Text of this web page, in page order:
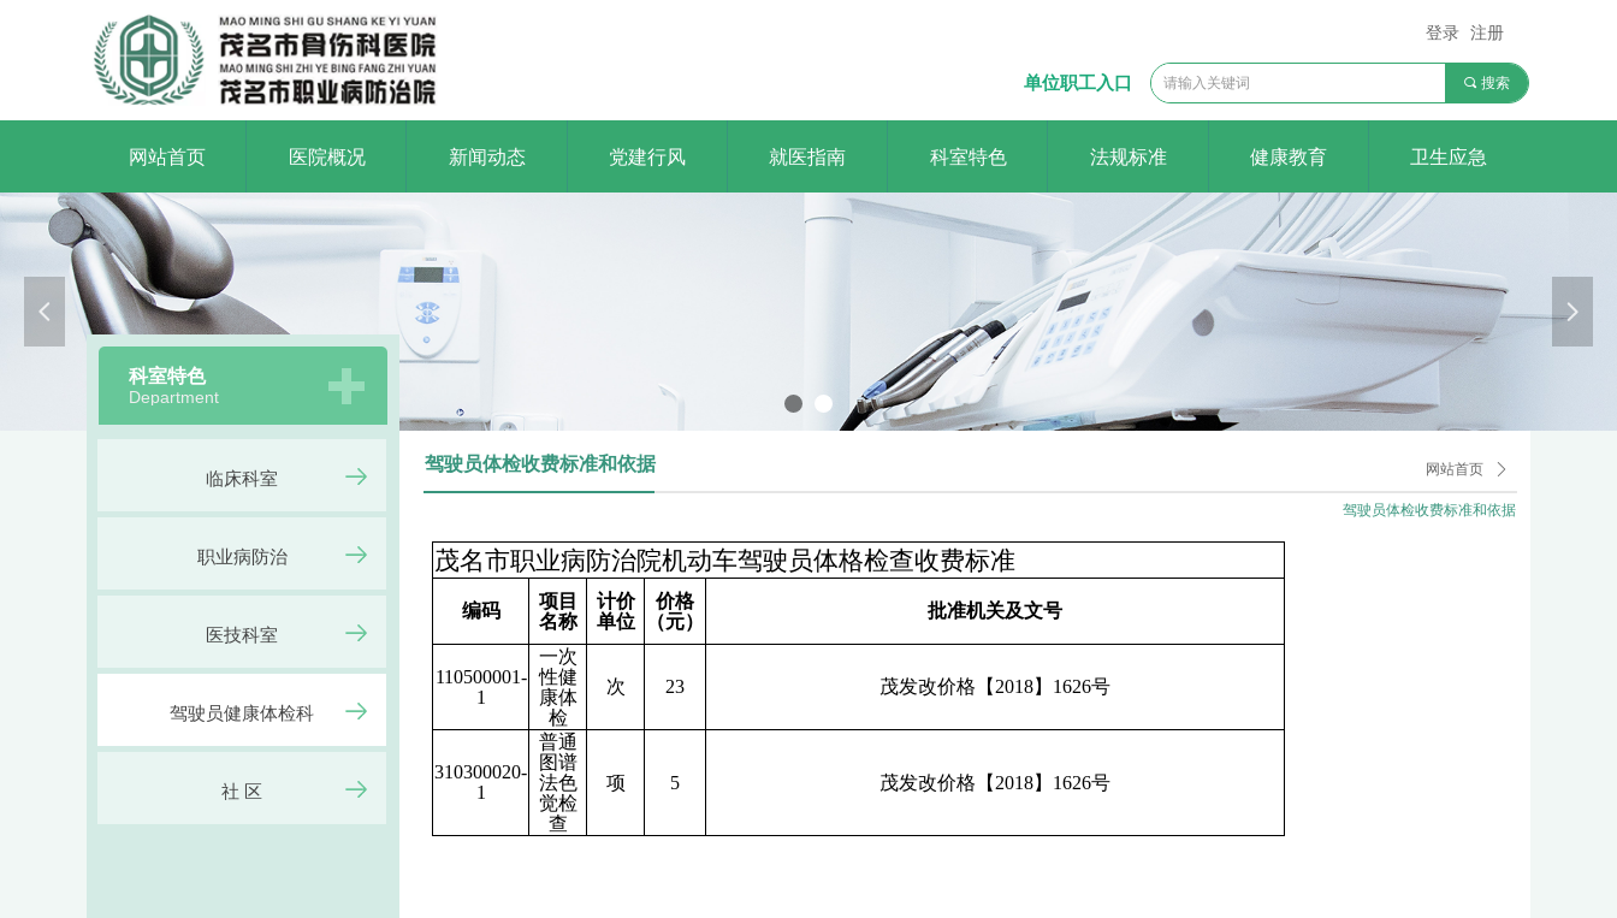
单位职工入口 끠 搜索
登录 注册
打造一流品牌医院，做老百姓依赖的好医院
Build a first-class brand hospital and be a good hospital for the common people to rely on
넳 넲
网站首页 医院概况 新闻动态 党建行风 就医指南 科室特色 法规标准 健康教育 卫生应急
科室特色
Department
临床科室
职业病防治
医技科室
驾驶员健康体检科
社 区
驾驶员体检收费标准和依据 网站首页 ꄲ
驾驶员体检收费标准和依据
茂名市职业病防治院机动车驾驶员体格检查收费标准
编码
项目
名称
计价
单位
价格
（元）
批准机关及文号
110500001-
1
一次
性健
康体
检
次 23 茂发改价格【2018】 1626号
310300020-
1
普通
图谱
法色
觉检
查
项 5 茂发改价格【2018】 1626号